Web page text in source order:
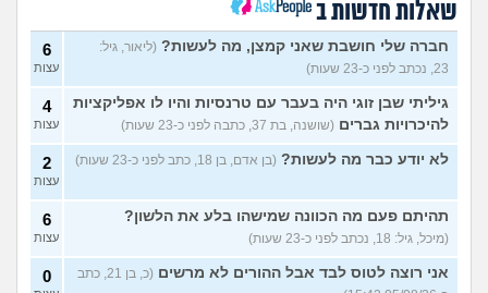
חרדי שרוצה להיות חילוני איך
לומר להורים?
(אהרן, בן 16)
7
עצות
מתמטיקה בגרות ומגן
בת 17)
מתלבטת לגבי שנה הבאה
(Girl, בת 17)
5
עצות
למצוא (יונתן, בן 18)
4
עצות
יש בנינו מתח אבל אני לא
(לחוצה, בת 16)
6
שאלות חדשות ב
חברה שלי חושבת שאני קמצן, מה לעשות? (ליאור, גיל:
23, נכתב לפני כ-23 שעות)
6
עצות
גיליתי שבן זוגי היה בעבר עם טרנסיות והיו לו אפליקציות
להיכרויות גברים (שושנה, בת 37, כתבה לפני כ-23 שעות)
4
עצות
לא יודע כבר מה לעשות? (בן אדם, בן 18, כתב לפני כ-23 שעות) 2
עצות
תהיתם פעם מה הכוונה שמישהו בלע את הלשון?
(מיכל, גיל: 18, נכתב לפני כ-23 שעות)
6
עצות
אני רוצה לטוס לבד אבל ההורים לא מרשים
(כ, בן 21, כתב
0